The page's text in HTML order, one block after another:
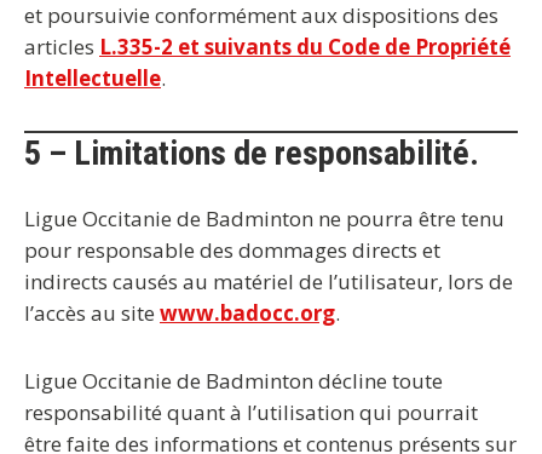
et poursuivie conformément aux dispositions des
articles L.335-2 et suivants du Code de Propriété
Intellectuelle.
5 – Limitations de responsabilité.
Ligue Occitanie de Badminton ne pourra être tenu
pour responsable des dommages directs et
indirects causés au matériel de l’utilisateur, lors de
l’accès au site www.badocc.org.
Ligue Occitanie de Badminton décline toute
responsabilité quant à l’utilisation qui pourrait
être faite des informations et contenus présents sur